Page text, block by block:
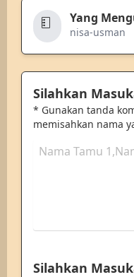
Yang
nisa-usman
Silahkan
* Gunakan tanda
memisahkan nama
Silahkan